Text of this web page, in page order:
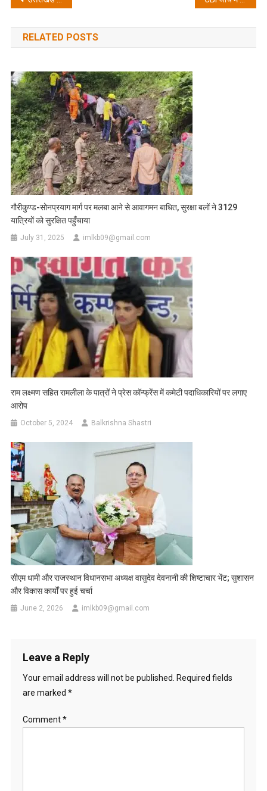
navigation
RELATED POSTS
गौरीकुण्ड-सोनप्रयाग मार्ग पर मलबा आने से आवागमन बाधित, सुरक्षा बलों ने 3129
यात्रियों को सुरक्षित पहुँचाया
July 31, 2025 imlkb09@gmail.com
राम लक्ष्मण सहित रामलीला के पात्रों ने प्रेस कॉन्फ्रेंस में कमेटी पदाधिकारियों पर लगाए
आरोप
October 5, 2024 Balkrishna Shastri
सीएम धामी और राजस्थान विधानसभा अध्यक्ष वासुदेव देवनानी की शिष्टाचार भेंट; सुशासन
और विकास कार्यों पर हुई चर्चा
June 2, 2026 imlkb09@gmail.com
Leave a Reply
Your email address will not be published.
Required fields
are marked *
Comment*